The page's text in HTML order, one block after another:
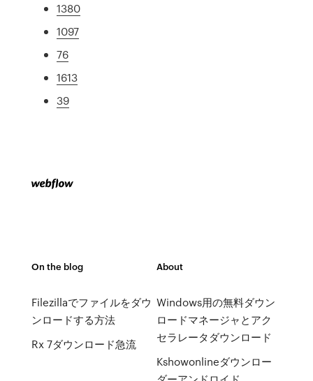
1380
1097
76
1613
39
On the blog
Filezillaでファイルをダウ
ンロードする方法
Rx 7ダウンロード急流
About
Windows用の無料ダウン
ロードマネージャとアク
セラレータダウンロード
Kshowonlineダウンロー